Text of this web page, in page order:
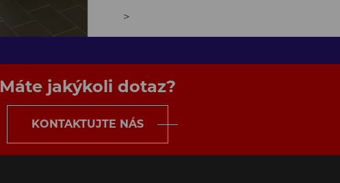
>
Máte jakýkoli dotaz?
KONTAKTUJTE NÁS